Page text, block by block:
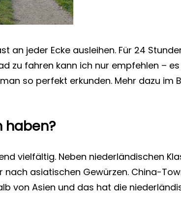
an jeder Ecke ausleihen. Für 24
zu fahren kann ich nur empfehlen –
so perfekt erkunden. Mehr dazu im
haben?
vielfältig. Neben niederländischen
asiatischen Gewürzen. China-
von Asien und das hat die